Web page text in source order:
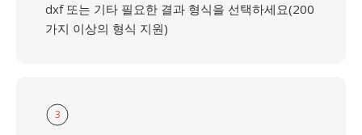
dxf 또는 기타 필요한 결과 형식을 선택하세요(200
가지 이상의 형식 지원)
3